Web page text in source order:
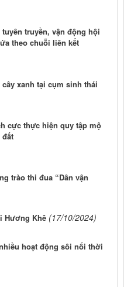
truyền, vận động hội
theo chuỗi liên kết
xanh tại cụm sinh thái
cực thực hiện quy tập mộ
trào thi đua “Dân vận
Hương Khê (17/10/2024)
hoạt động sôi nổi thời